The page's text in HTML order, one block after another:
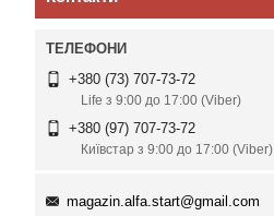
+380 (73) 707-73-72
Life з 9:00 до 17:00 (Viber)
+380 (97) 707-73-72
Київстар з 9:00 до 17:00 (Viber)
magazin.alfa.start@gmail.com